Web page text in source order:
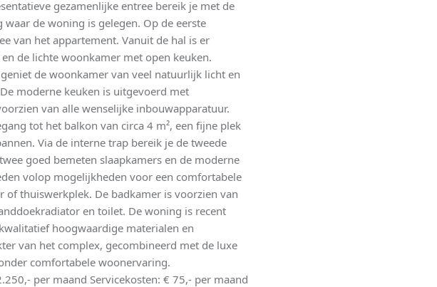
gezamenlijke entree bereik je met de
de woning is gelegen. Op de eerste
van het appartement. Vanuit de hal is er
de lichte woonkamer met open keuken.
de woonkamer van veel natuurlijk licht en
moderne keuken is uitgevoerd met
van alle wenselijke inbouwapparatuur.
tot het balkon van circa 4 m², een fijne plek
Via de interne trap bereik je de tweede
goed bemeten slaapkamers en de moderne
volop mogelijkheden voor een comfortabele
of thuiswerkplek. De badkamer is voorzien van
en toilet. De woning is recent
hoogwaardige materialen en
van het complex, gecombineerd met de luxe
comfortabele woonervaring.
per maand Servicekosten: € 75,- per maand